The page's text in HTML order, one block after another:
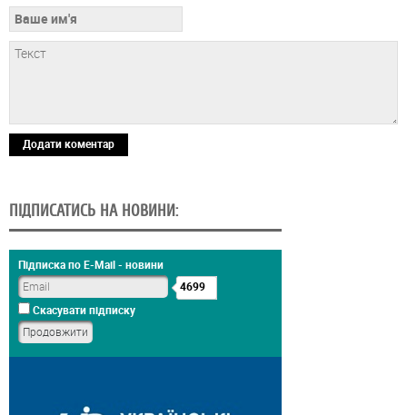
Додати коментар
ПІДПИСАТИСЬ НА НОВИНИ:
Підписка по E-Mail - новини
4699
Скасувати підписку